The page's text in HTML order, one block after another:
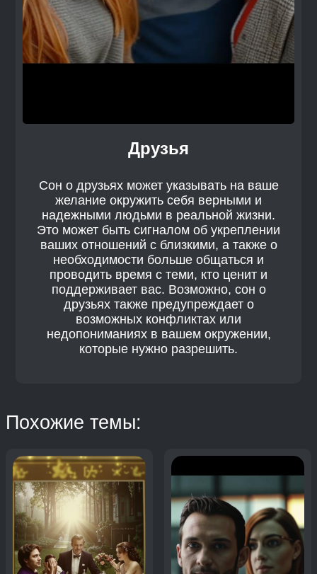
Друзья
Сон о друзьях может указывать на ваше
желание окружить себя верными и
надежными людьми в реальной жизни.
Это может быть сигналом об укреплении
ваших отношений с близкими, а также о
необходимости больше общаться и
проводить время с теми, кто ценит и
поддерживает вас. Возможно, сон о
друзьях также предупреждает о
возможных конфликтах или
недопониманиях в вашем окружении,
которые нужно разрешить.
Похожие темы: